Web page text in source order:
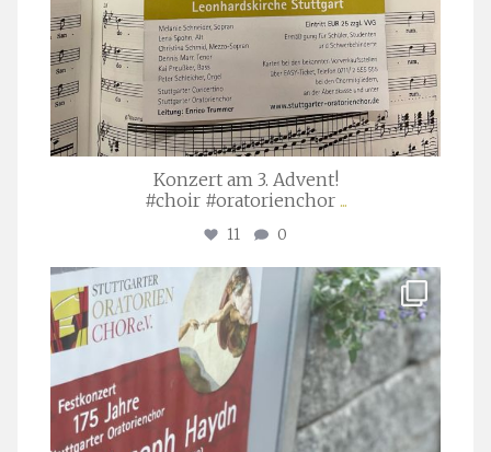
Konzert am 3. Advent!
#choir #oratorienchor ...
11 0
stuttgarter_oratorienchor
Juli 23